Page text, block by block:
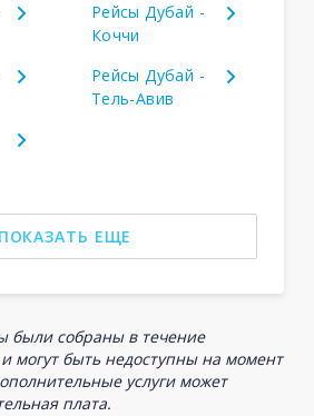
Рейсы Дубай -
Коччи
Рейсы Дубай -
Тель-Авив
ПОКАЗАТЬ ЕЩЕ
были собраны в течение
могут быть недоступны на момент
услуги может
плата.